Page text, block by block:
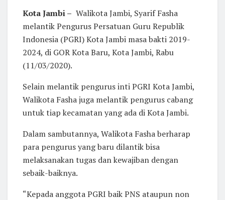
Kota Jambi – Walikota Jambi, Syarif Fasha
melantik Pengurus Persatuan Guru Republik
Indonesia (PGRI) Kota Jambi masa bakti 2019-
2024, di GOR Kota Baru, Kota Jambi, Rabu
(11/03/2020).
Selain melantik pengurus inti PGRI Kota Jambi,
Walikota Fasha juga melantik pengurus cabang
untuk tiap kecamatan yang ada di Kota Jambi.
Dalam sambutannya, Walikota Fasha berharap
para pengurus yang baru dilantik bisa
melaksanakan tugas dan kewajiban dengan
sebaik-baiknya.
“Kepada anggota PGRI baik PNS ataupun non